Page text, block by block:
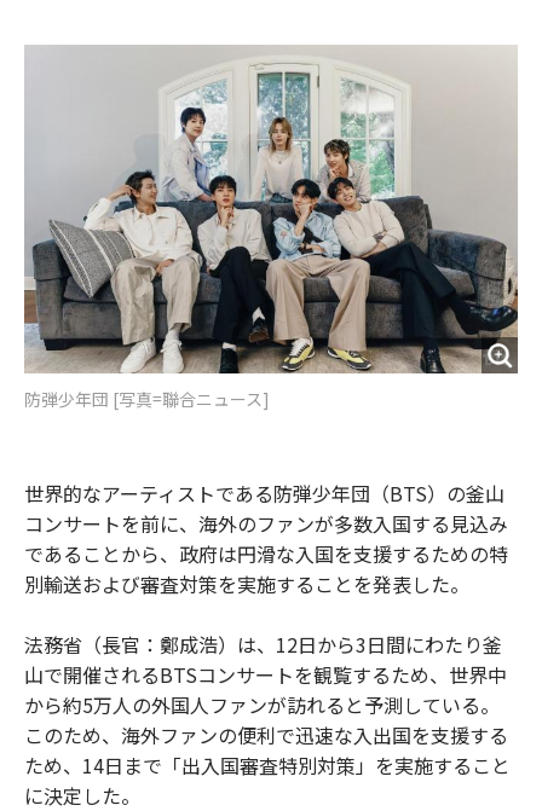
防弾少年団 [写真=聯合ニュース]
世界的なアーティストである防弾少年団（BTS）の釜山
コンサートを前に、海外のファンが多数入国する見込み
であることから、政府は円滑な入国を支援するための特
別輸送および審査対策を実施することを発表した。
法務省（長官：鄭成浩）は、12日から3日間にわたり釜
山で開催されるBTSコンサートを観覧するため、世界中
から約5万人の外国人ファンが訪れると予測している。
このため、海外ファンの便利で迅速な入出国を支援する
ため、14日まで「出入国審査特別対策」を実施すること
に決定した。